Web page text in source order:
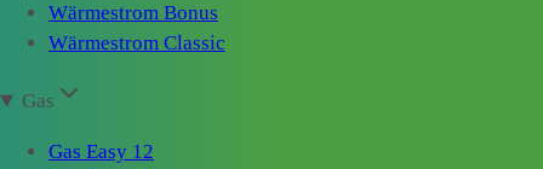
Wärmestrom Bonus
Wärmestrom Classic
Gas
Gas Easy 12